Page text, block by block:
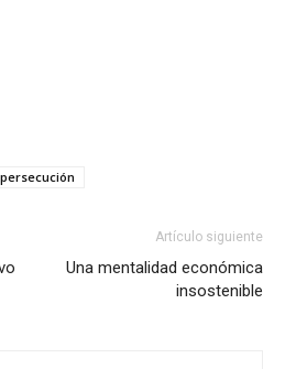
persecución
Artículo siguiente
Una mentalidad económica
insostenible